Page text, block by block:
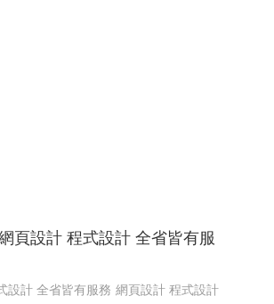
頁設計 程式設計 全省皆有服
設計 全省皆有服務 網頁設計 程式設計